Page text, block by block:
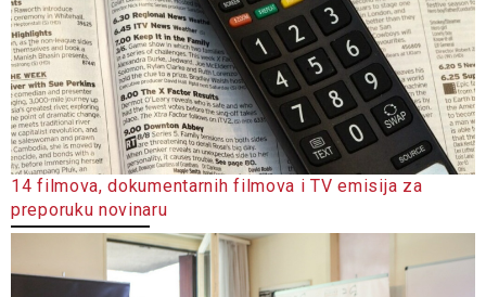
14 filmova, dokumentarnih filmova i TV emisija za
preporuku novinaru